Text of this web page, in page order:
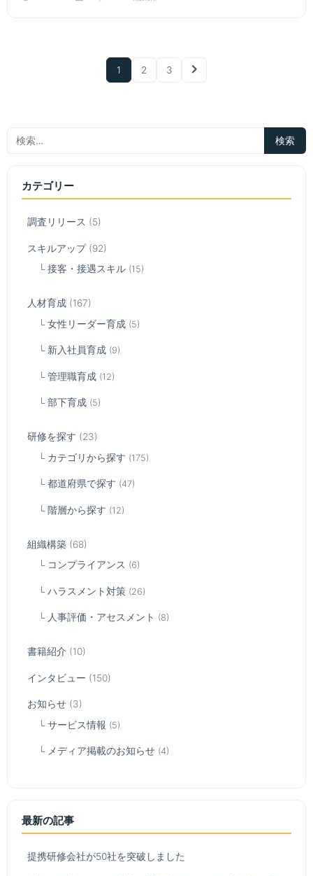
1 2 3
カテゴリー
調査リリース (5)
スキルアップ(92)
接客・接遇スキル (15)
人材育成 (167)
女性リーダー育成 (5)
新入社員育成 (9)
管理職育成 (12)
部下育成 (5)
研修を探す (23)
カテゴリから探す (175)
都道府県で探す (47)
階層から探す (12)
組織構築 (68)
コンプライアンス (6)
ハラスメント対策 (26)
人事評価・アセスメント (8)
書籍紹介 (10)
インタビュー (150)
お知らせ (3)
サービス情報 (5)
メディア掲載のお知らせ (4)
最新の記事
提携研修会社が50社を突破しました